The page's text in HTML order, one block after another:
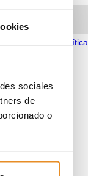
sociales
de
o